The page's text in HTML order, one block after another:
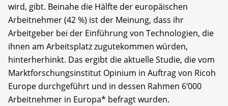
wird, gibt. Beinahe die Hälfte der europäischen
Arbeitnehmer (42 %) ist der Meinung, dass ihr
Arbeitgeber bei der Einführung von Technologien, die
ihnen am Arbeitsplatz zugutekommen würden,
hinterherhinkt. Das ergibt die aktuelle Studie, die vom
Marktforschungsinstitut Opinium in Auftrag von Ricoh
Europe durchgeführt und in dessen Rahmen 6‘000
Arbeitnehmer in Europa* befragt wurden.